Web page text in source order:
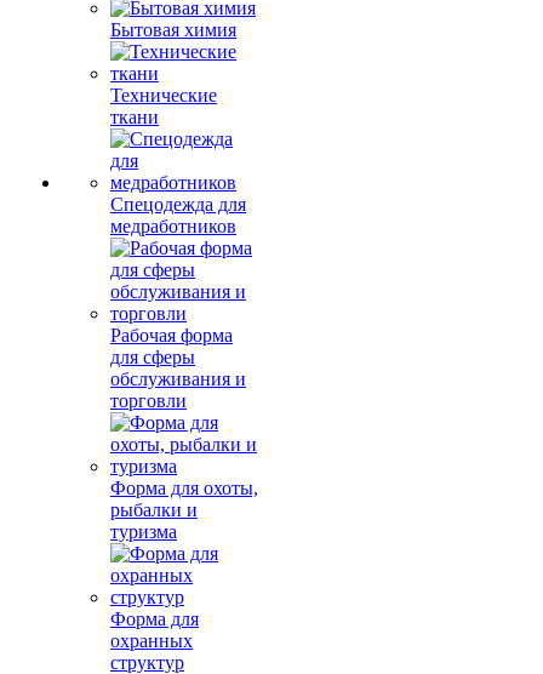
Бытовая химия
Технические
ткани
Спецодежда для
медработников
Рабочая форма
для сферы
обслуживания и
торговли
Форма для охоты,
рыбалки и
туризма
Форма для
охранных
структур